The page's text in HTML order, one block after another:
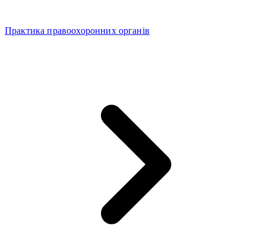
Практика правоохоронних органів